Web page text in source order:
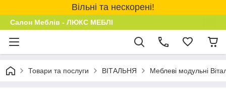
Вільні та нескорені!
Салон Меблів - ЛЮКС МЕБЛІ
Товари та послуги ВІТАЛЬНЯ Меблеві модульні